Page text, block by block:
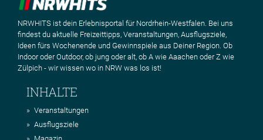
NRWHITS ist dein Erlebnisportal für Nordrhein-Westfalen. Bei uns
findest du aktuelle Freizeittipps, Veranstaltungen, Ausflugsziele,
Ideen fürs Wochenende und Gewinnspiele aus Deiner Region. Ob
Indoor oder Outdoor, ob jung oder alt, ob A wie Aaachen oder Z wie
Zülpich - wir wissen wo in NRW was los ist!
INHALTE
Veranstaltungen
Ausflugsziele
Magazin